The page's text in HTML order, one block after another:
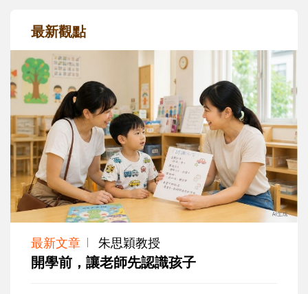
最新觀點
最新文章 朱思穎教授
開學前，讓老師先認識孩子